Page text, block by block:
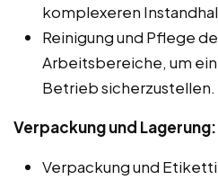
komplexeren
Reinigung und Pflege
Arbeitsbereiche, um
Betrieb sicherzustellen.
Verpackung und Lagerung:
Verpackung und